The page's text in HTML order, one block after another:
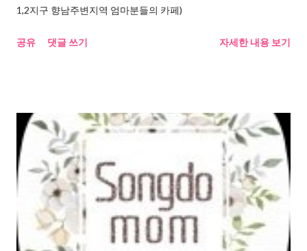
1,2지구 향남주변지역 엄마분들의 카페)
공유 댓글 쓰기 자세한 내용 보기